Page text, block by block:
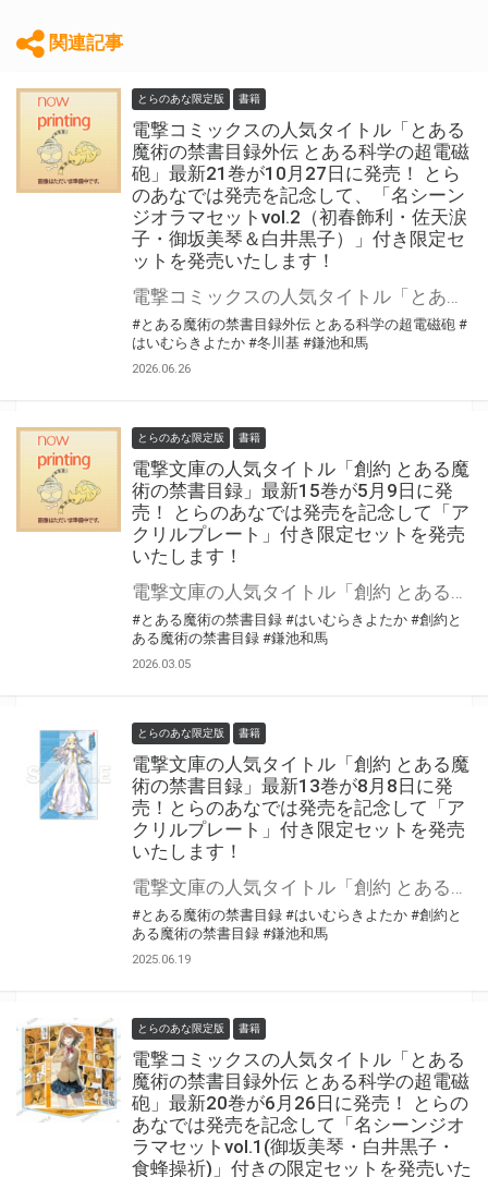
関連記事
とらのあな限定版 書籍
電撃コミックスの人気タイトル「とある
魔術の禁書目録外伝 とある科学の超電磁
砲」最新21巻が10月27日に発売！ とら
のあなでは発売を記念して、「名シーン
ジオラマセットvol.2（初春飾利・佐天涙
子・御坂美琴＆白井黒子）」付き限定セ
ットを発売いたします！
#とある魔術の禁書目録外伝 とある科学の超電磁砲 #
はいむらきよたか #冬川基 #鎌池和馬
2026.06.26
とらのあな限定版 書籍
電撃文庫の人気タイトル「創約 とある魔
術の禁書目録」最新15巻が5月9日に発
売！ とらのあなでは発売を記念して「ア
クリルプレート」付き限定セットを発売
いたします！
#とある魔術の禁書目録 #はいむらきよたか #創約と
ある魔術の禁書目録 #鎌池和馬
2026.03.05
とらのあな限定版 書籍
電撃文庫の人気タイトル「創約 とある魔
術の禁書目録」最新13巻が8月8日に発
売！とらのあなでは発売を記念して「ア
クリルプレート」付き限定セットを発売
いたします！
#とある魔術の禁書目録 #はいむらきよたか #創約と
ある魔術の禁書目録 #鎌池和馬
2025.06.19
とらのあな限定版 書籍
電撃コミックスの人気タイトル「とある
魔術の禁書目録外伝 とある科学の超電磁
砲」最新20巻が6月26日に発売！ とらの
あなでは発売を記念して「名シーンジオ
ラマセットvol.1(御坂美琴・白井黒子・
食蜂操祈)」付きの限定セットを発売いた